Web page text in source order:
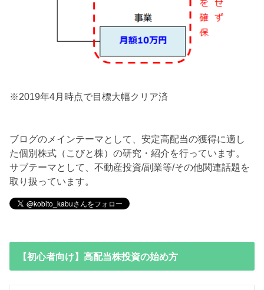
※2019年4月時点で目標大幅クリア済
ブログのメインテーマとして、安定高配当の獲得に適し
た個別株式（こびと株）の研究・紹介を行っています。
サブテーマとして、不動産投資/副業等/その他関連話題を
取り扱っています。
【初心者向け】高配当株投資の始め方